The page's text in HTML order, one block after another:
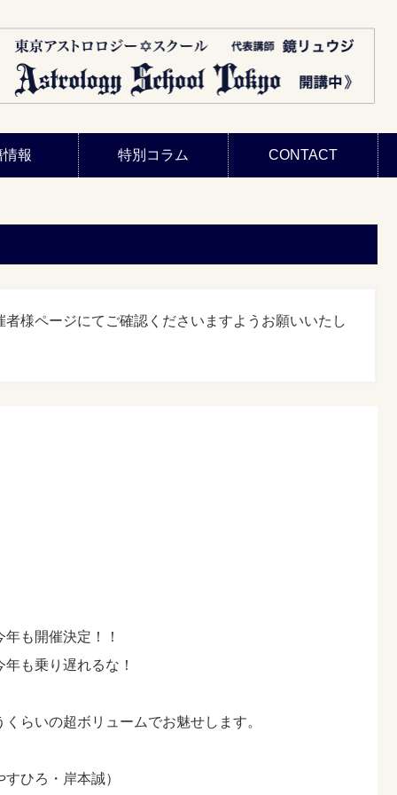
報 特別コラム CONTACT
様ページにてご確認くださいますようお願いいたし
も開催決定！！
も乗り遅れるな！
らいの超ボリュームでお魅せします。
ひろ・岸本誠）